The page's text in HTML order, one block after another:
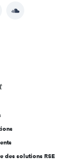
Soundcloud
des solutions RSE